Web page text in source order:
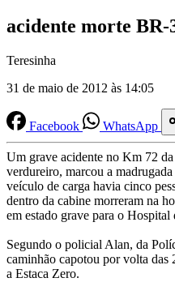
acidente morte BR-
Teresinha
31 de maio de 2012 às 14:05
Facebook WhatsApp
Um grave acidente no Km 72
verdureiro, marcou a
veículo de carga havia cinco
dentro da cabine morreram na
em estado grave para o Hospital
Segundo o policial Alan, da
caminhão capotou por volta
a Estaca Zero.